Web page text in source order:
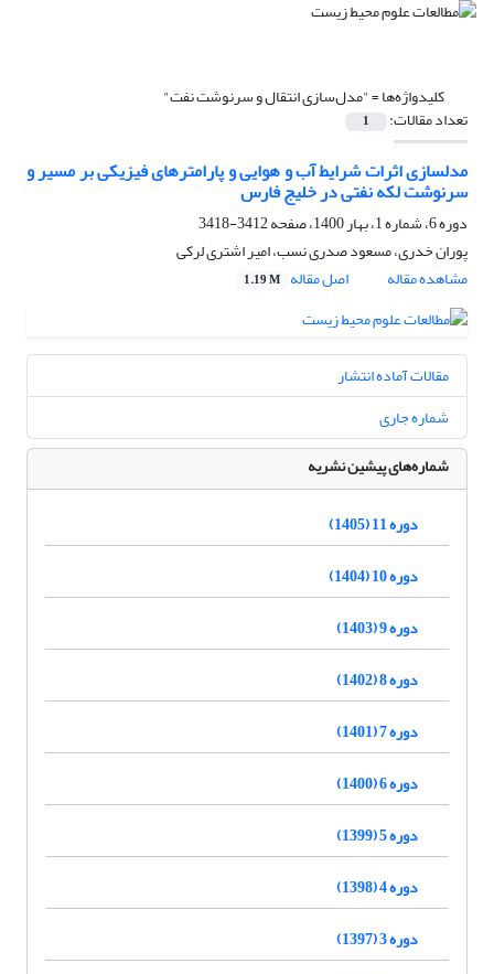
کلیدواژه‌ها ="مدل‌سازی انتقال و سرنوشت نفت"
تعداد مقالات: 1
مدلسازی اثرات شرایط آب و هوایی و پارامترهای فیزیکی بر مسیر و
سرنوشت لکه نفتی در خلیج فارس
دوره 6، شماره 1، بهار 1400، صفحه
3412-3418
پوران خدری، مسعود صدری نسب، امیر اشتری لرکی
مشاهده مقاله
اصل مقاله 1.19 M
مقالات آماده انتشار
شماره جاری
شماره‌های پیشین نشریه
دوره 11 (1405)
دوره 10 (1404)
دوره 9 (1403)
دوره 8 (1402)
دوره 7 (1401)
دوره 6 (1400)
دوره 5 (1399)
دوره 4 (1398)
دوره 3 (1397)